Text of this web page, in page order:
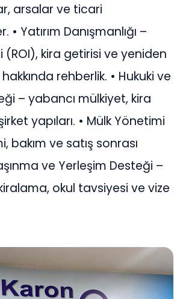
arsalar ve ticari
⁠Yatırım Danışmanlığı –
(ROI), kira getirisi ve yeniden
hakkında rehberlik. •⁠ ⁠Hukuki ve
– yabancı mülkiyet, kira
yapıları. •⁠ ⁠Mülk Yönetimi
bakım ve satış sonrası
ve Yerleşim Desteği –
okul tavsiyesi ve vize